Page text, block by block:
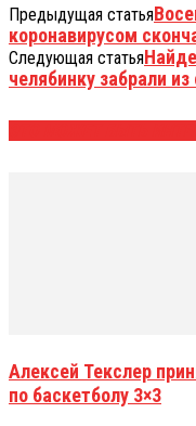
Предыдущая статья
коронавирусом
Следующая статья
челябинку забрали
Алексей Текслер
по баскетболу 3×3